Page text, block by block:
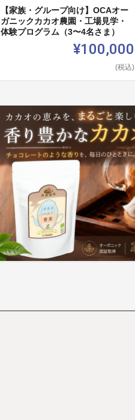
【家族・グループ向け】OCAオー
ガニックカカオ農園・工場見学・
体験プログラム（3〜4名さま）
¥100,000
(税込)